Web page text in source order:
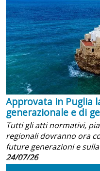
Approvata in Puglia
generazionale e di
Tutti gli atti normativi,
regionali dovranno ora
future generazioni e
24/07/26